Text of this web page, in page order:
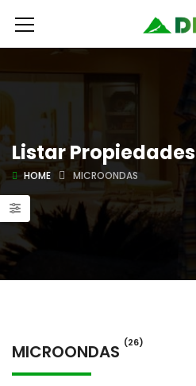
Listar Propiedades
HOME MICROONDAS
MICROONDAS (26)